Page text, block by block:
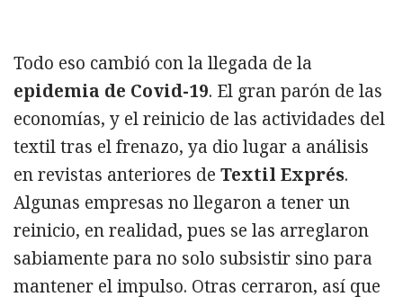
Todo eso cambió con la llegada de la
epidemia de Covid-19. El gran parón de las
economías, y el reinicio de las actividades del
textil tras el frenazo, ya dio lugar a análisis
en revistas anteriores de Textil Exprés.
Algunas empresas no llegaron a tener un
reinicio, en realidad, pues se las arreglaron
sabiamente para no solo subsistir sino para
mantener el impulso. Otras cerraron, así que